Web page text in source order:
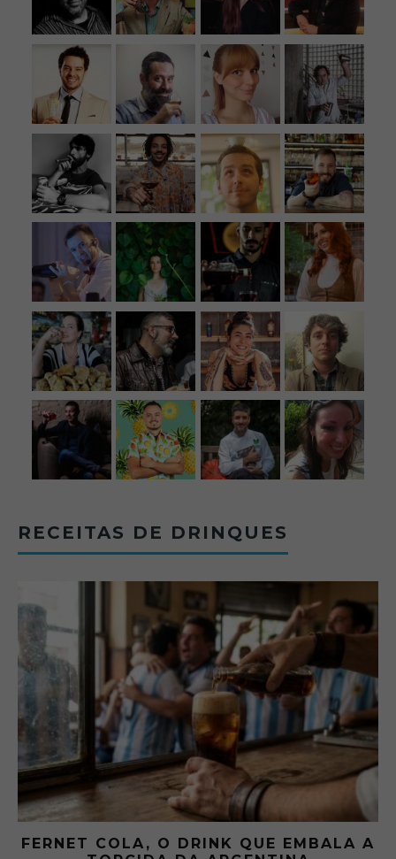
RECEITAS DE DRINQUES
FERNET COLA, O DRINK QUE EMBALA A